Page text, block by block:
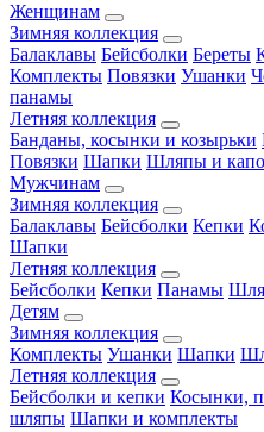
Женщинам
Зимняя коллекция
Балаклавы Бейсболки Береты
Комплекты Повязки Ушанки
панамы
Летняя коллекция
Банданы, косынки и козырьки
Повязки Шапки Шляпы и
Мужчинам
Зимняя коллекция
Балаклавы Бейсболки Кепки
Шапки
Летняя коллекция
Бейсболки Кепки Панамы
Детям
Зимняя коллекция
Комплекты Ушанки Шапки
Летняя коллекция
Бейсболки и кепки Косынки,
шляпы Шапки и комплекты